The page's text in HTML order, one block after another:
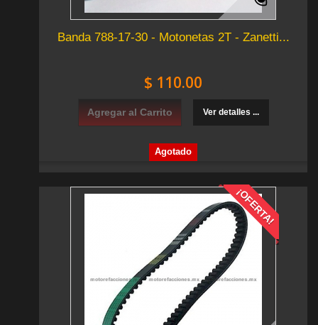
Banda 788-17-30 - Motonetas 2T - Zanetti...
$ 110.00
Agregar al Carrito Ver detalles ...
Agotado
¡OFERTA!